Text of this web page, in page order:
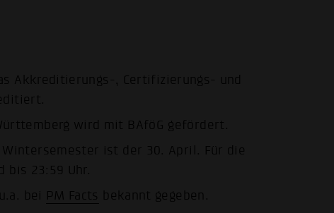
Akkreditierungs-, Certifizierungs- und
wird mit BAföG gefördert.
ist der 30. April. Für die
bis 23:59 Uhr.
bei PM Facts bekannt gegeben.